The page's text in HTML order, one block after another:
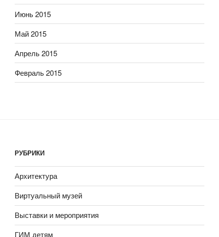
Июнь 2015
Май 2015
Апрель 2015
Февраль 2015
РУБРИКИ
Архитектура
Виртуальный музей
Выставки и мероприятия
ГИМ детям